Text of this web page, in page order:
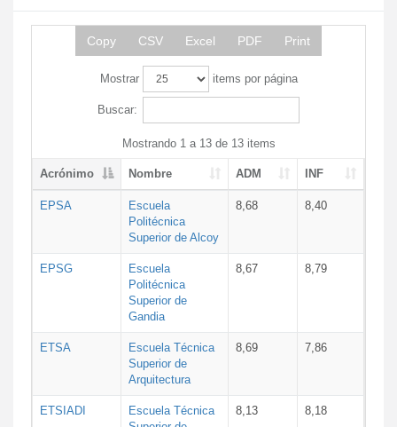
Copy CSV Excel PDF Print
Mostrar items por página
Buscar:
Mostrando 1 a 13 de 13 items
Acrónimo Nombre ADM INF
EPSA
Escuela
Politécnica
Superior de Alcoy
8,68 8,40
EPSG
Escuela
Politécnica
Superior de
Gandia
8,67 8,79
ETSA
Escuela Técnica
Superior de
Arquitectura
8,69 7,86
ETSIADI
Escuela Técnica
8,13 8,18